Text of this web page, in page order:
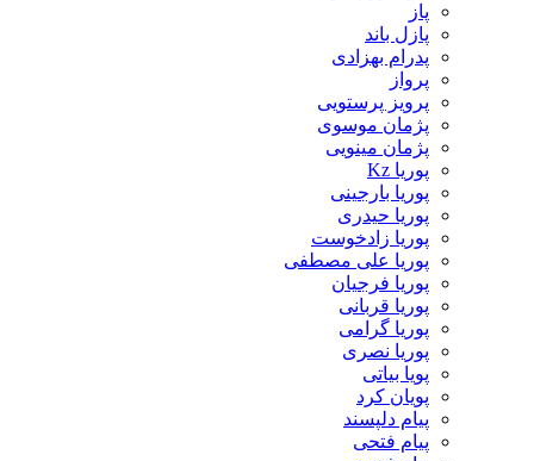
پازل باند
پدرام بهزادی
پرواز
پرویز پرستویی
پژمان موسوی
پژمان مینویی
پوریا Kz
پوریا بارجینی
پوریا حیدری
پوریا زادخوست
پوریا علی مصطفی
پوریا فرجیان
پوریا قربانی
پوریا گرامی
پوریا نصری
پویا بیاتی
پویان کرد
پیام دلپسند
پیام فتحی